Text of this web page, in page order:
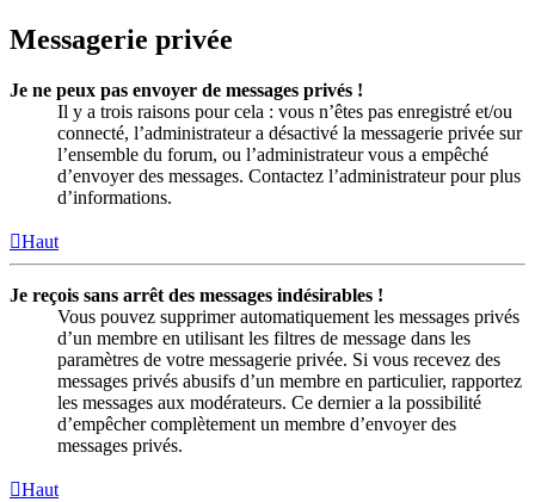
Messagerie privée
Je ne peux pas envoyer de messages privés !
Il y a trois raisons pour cela : vous n’êtes pas enregistré et/ou
connecté, l’administrateur a désactivé la messagerie privée sur
l’ensemble du forum, ou l’administrateur vous a empêché
d’envoyer des messages. Contactez l’administrateur pour plus
d’informations.
Haut
Je reçois sans arrêt des messages indésirables !
Vous pouvez supprimer automatiquement les messages privés
d’un membre en utilisant les filtres de message dans les
paramètres de votre messagerie privée. Si vous recevez des
messages privés abusifs d’un membre en particulier, rapportez
les messages aux modérateurs. Ce dernier a la possibilité
d’empêcher complètement un membre d’envoyer des
messages privés.
Haut